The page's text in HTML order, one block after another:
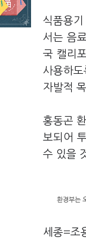
식품용
서는 음
국 캘리
사용하
자발적
홍동곤
보되어
수 있을
환경부는
세종=조